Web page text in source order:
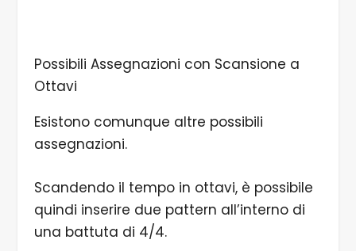
Possibili Assegnazioni con Scansione a
Ottavi
Esistono comunque altre possibili
assegnazioni.
Scandendo il tempo in ottavi, è possibile
quindi inserire due pattern all’interno di
una battuta di 4/4.